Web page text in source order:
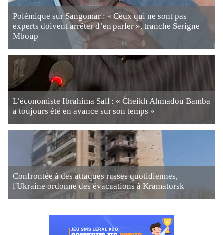
Polémique sur Sangomar : « Ceux qui ne sont pas
experts doivent arrêter d’en parler », tranche Serigne
Mboup
L’économiste Ibrahima Sall : « Cheikh Ahmadou Bamba
a toujours été en avance sur son temps »
Confrontée à des attaques russes quotidiennes,
l'Ukraine ordonne des évacuations à Kramatorsk